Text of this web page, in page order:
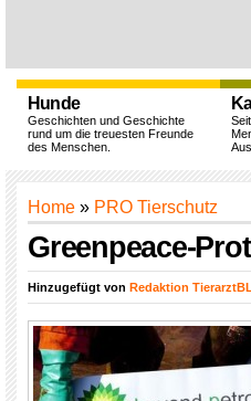
Hunde
Geschichten und Geschichte
rund um die treuesten Freunde
des Menschen.
Home » PRO Tierschutz
Greenpeace-
Hinzugefügt von Redaktion